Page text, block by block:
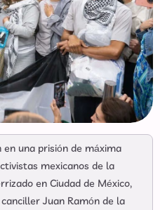
una prisión de máxima
mexicanos de la
en Ciudad de México,
Juan Ramón de la